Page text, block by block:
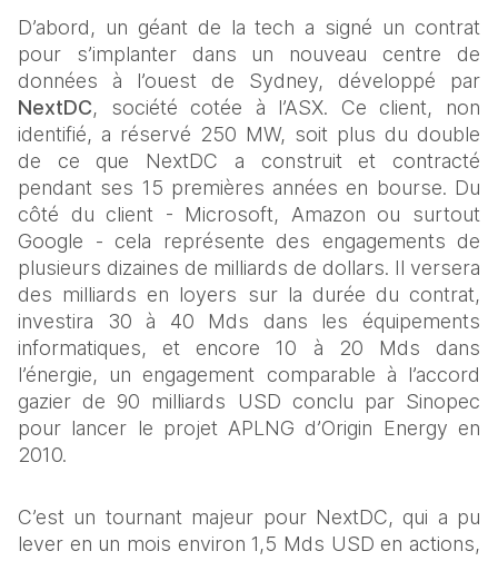
D’abord, un géant de la tech a signé un contrat
pour s’implanter dans un nouveau centre de
NextDC, société cotée à l’ASX. Ce client, non
identifié, a réservé 250 MW, soit plus du double
de ce que NextDC a construit et contracté
pendant ses 15 premières années en bourse. Du
côté du client - Microsoft, Amazon ou surtout
Google - cela représente des engagements de
plusieurs dizaines de milliards de dollars. Il versera
des milliards en loyers sur la durée du contrat,
investira 30 à 40 Mds dans les équipements
informatiques, et encore 10 à 20 Mds dans
l’énergie, un engagement comparable à l’accord
gazier de 90 milliards USD conclu par Sinopec
pour lancer le projet APLNG d’Origin Energy en
2010.
C’est un tournant majeur pour NextDC, qui a pu
lever en un mois environ 1,5 Mds USD en actions,